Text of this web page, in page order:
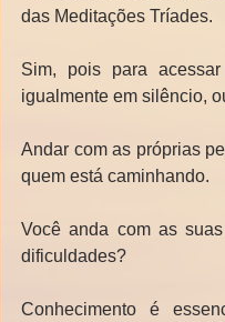
das Meditações Tríades.
Sim, pois para
igualmente em silêncio,
Andar com as próprias
quem está caminhando.
Você anda com as
dificuldades?
Conhecimento é